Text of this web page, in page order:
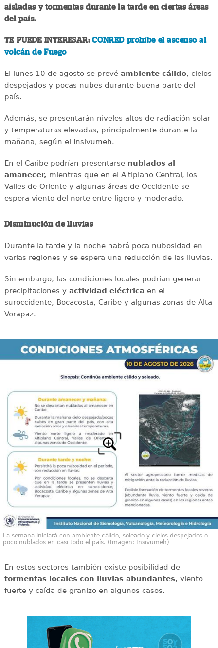
aisladas y tormentas durante la tarde en ciertas áreas
del país.
TE PUEDE INTERESAR:CONRED prohíbe el ascenso al
volcán de Fuego
El lunes 10 de agosto se prevé ambiente cálido, cielos
despejados y pocas nubes durante buena parte del
país.
Además, se presentarán niveles altos de radiación solar
y temperaturas elevadas, principalmente durante la
mañana, según el Insivumeh.
En el Caribe podrían presentarse nublados al
amanecer, mientras que en el Altiplano Central, los
Valles de Oriente y algunas áreas de Occidente se
espera viento del norte entre ligero y moderado.
Disminución de lluvias
Durante la tarde y la noche habrá poca nubosidad en
varias regiones y se espera una reducción de las lluvias.
Sin embargo, las condiciones locales podrían generar
precipitaciones y actividad eléctrica en el
suroccidente, Bocacosta, Caribe y algunas zonas de Alta
Verapaz.
La semana iniciará con ambiente cálido, soleado y cielos despejados o
poco nublados en casi todo el país. (Imagen: Insivumeh)
En estos sectores también existe posibilidad de
tormentas locales con lluvias abundantes, viento
fuerte y caída de granizo en algunos casos.